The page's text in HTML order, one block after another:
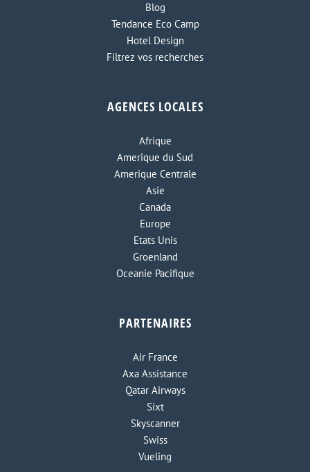
Blog
Tendance Eco Camp
Hotel Design
Filtrez vos recherches
AGENCES LOCALES
Afrique
Amerique du Sud
Amerique Centrale
Asie
Canada
Europe
Etats Unis
Groenland
Oceanie Pacifique
PARTENAIRES
Air France
Axa Assistance
Qatar Airways
Sixt
Skyscanner
Swiss
Vueling